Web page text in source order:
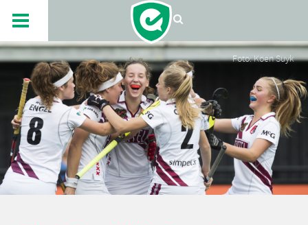
Foto: Koen Suyk